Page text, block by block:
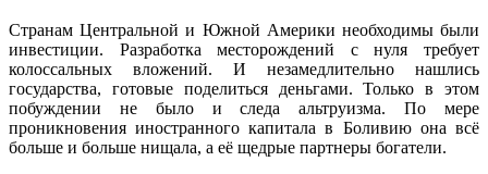
Странам Центральной и Южной Америки необходимы были
инвестиции. Разработка месторождений с нуля требует
колоссальных вложений. И незамедлительно нашлись
государства, готовые поделиться деньгами. Только в этом
побуждении не было и следа альтруизма. По мере
проникновения иностранного капитала в Боливию она всё
больше и больше нищала, а её щедрые партнеры богатели.